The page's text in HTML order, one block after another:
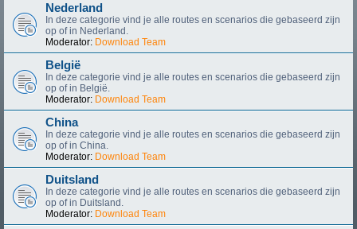
Nederland
In deze categorie vind je alle routes en scenarios die gebaseerd zijn
op of in Nederland.
Moderator: Download Team
België
In deze categorie vind je alle routes en scenarios die gebaseerd zijn
op of in België.
Moderator: Download Team
China
In deze categorie vind je alle routes en scenarios die gebaseerd zijn
op of in China.
Moderator: Download Team
Duitsland
In deze categorie vind je alle routes en scenarios die gebaseerd zijn
op of in Duitsland.
Moderator: Download Team